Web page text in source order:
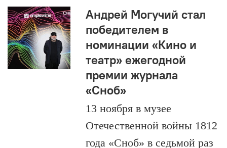
Андрей Могучий стал
победителем в
номинации «Кино и
театр» ежегодной
премии журнала
«Сноб»
13 ноября в музее
Отечественной войны 1812
года «Сноб» в седьмой раз